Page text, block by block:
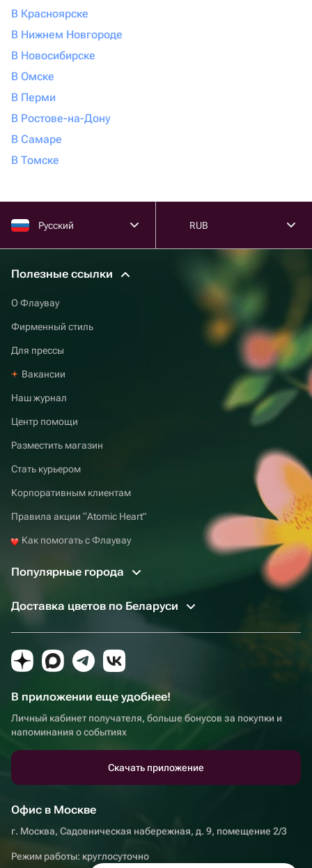
В Красноярске
В Нижнем Новгороде
В Новосибирске
В Омске
В Перми
В Ростове-на-Дону
В Самаре
В Томске
Русский RUB
Полезные ссылки
О Флаувау
Фирменный стиль
Для прессы
Вакансии
Наш журнал
Центр помощи
Разместить магазин
Стать курьером
Корпоративным клиентам
Правила акции “Atomic Heart”
Как помогать с Флаувау
Популярные города
Доставка цветов по Беларуси
В приложении еще удобнее!
Личный кабинет получателя, больше бонусов за покупки и
напоминания о событиях
Скачать приложение
Офис в Москве
г. Москва, Садовническая набережная, д. 9, помещение 2/3
Режим работы: круглосуточно